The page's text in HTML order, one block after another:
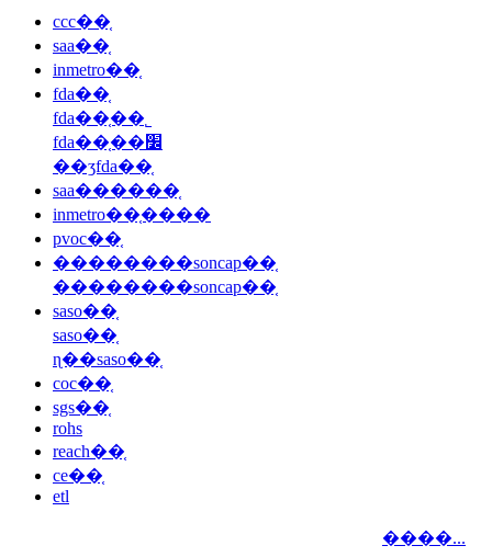
ccc��֤
saa��֤
inmetro��֤
fda��֤
fda��֤��˾
fda��֤��׼
��ʒfda��֤
saa������֤
inmetro��֤����
pvoc��֤
��������soncap��֤
��������soncap��֤
saso��֤
saso��֤
ɳ��saso��֤
coc��֤
sgs��֤
rohs
reach��֤
ce��֤
etl
����...